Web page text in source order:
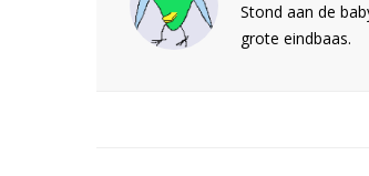
Stond aan de
grote eindbaas.